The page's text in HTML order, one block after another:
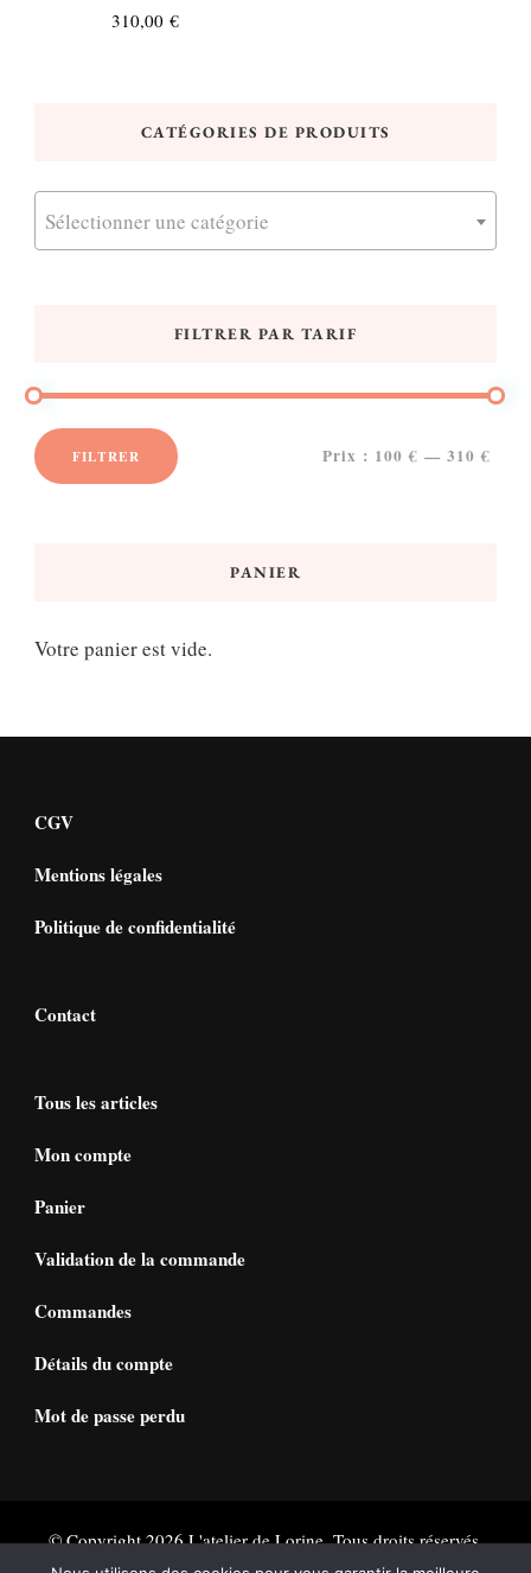
310,00€
CATÉGORIES DE PRODUITS
Sélectionner une catégorie
FILTRER PAR TARIF
FILTRER Prix : 100 € — 310 €
PANIER
Votre panier est vide.
CGV
Mentions légales
Politique de confidentialité
Contact
Tous les articles
Mon compte
Panier
Validation de la commande
Commandes
Détails du compte
Mot de passe perdu
© Copyright 2026L'atelier de Lorine. Tous droits réservés.